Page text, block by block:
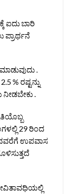
ಐದು ಬಾರಿ
ಪ್ರಾರ್ಥನೆ
.
% ರಷ್ಟನ್ನು
.
29 ರಿಂದ
ಉಪವಾಸ